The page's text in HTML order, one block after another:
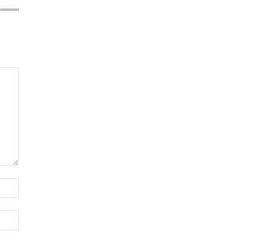
почта:*